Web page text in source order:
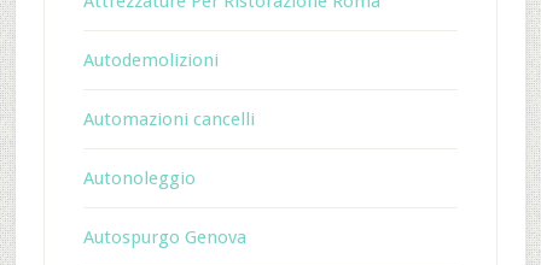
Autodemolizioni
Automazioni cancelli
Autonoleggio
Autospurgo Genova